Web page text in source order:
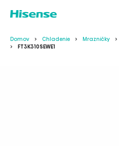
Domov Chladenie Mrazničky
FT3K310SEWE1